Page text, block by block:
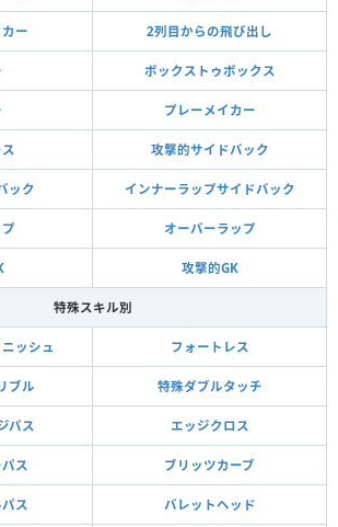
ー 2列目からの飛び出し
ボックストゥボックス
プレーメイカー
攻撃的サイドバック
ック インナーラップサイドバック
オーバーラップ
攻撃的GK
特殊スキル別
ッシュ フォートレス
ブル 特殊ダブルタッチ
パス エッジクロス
ス ブリッツカーブ
ス バレットヘッド